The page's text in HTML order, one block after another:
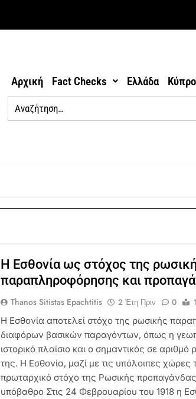
Αρχική Fact Checks Ελλάδα
Η Εσθονία ως στόχος της
παραπληροφόρησης και
Thanos Sitistas Epachtitis 2 Έτη Πριν 0
Η Εσθονία αποτελεί στόχο της ρωσικής
διαφόρων βασικών παραγόντων, όπως η
ιστορικό πλαίσιο και ο σημαντικός σε
της. Η Εσθονία, μαζί με τις υπόλοιπες χώρες
πρωταρχικό στόχο της Ρωσικής
υπόβαθρο Στις 24 Φεβρουαρίου του 1918 η